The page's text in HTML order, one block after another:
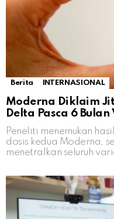
Berita INTERNASIONAL
Moderna Diklaim
Delta Pasca 6
Peneliti menemukan
dosis kedua Moderna,
menetralkan seluruh